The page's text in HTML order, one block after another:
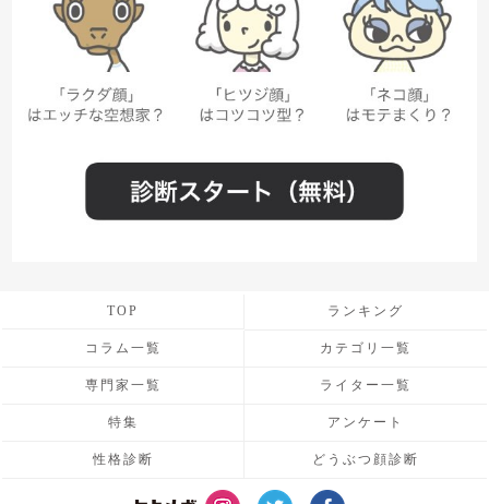
TOP ランキング
コラム一覧 カテゴリ一覧
専門家一覧 ライター一覧
特集 アンケート
性格診断 どうぶつ顔診断